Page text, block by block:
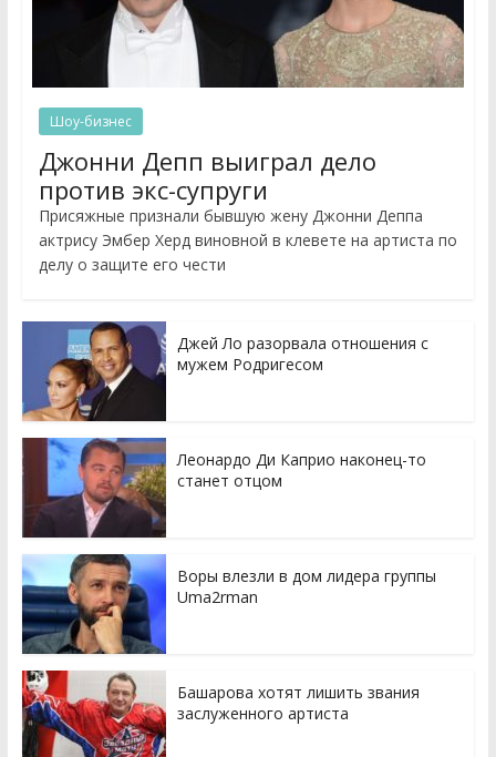
Шоу-бизнес
Джонни Депп выиграл дело
против экс-супруги
Присяжные признали бывшую жену Джонни Деппа
актрису Эмбер Херд виновной в клевете на артиста по
делу о защите его чести
Джей Ло разорвала отношения с
мужем Родригесом
Леонардо Ди Каприо наконец-то
станет отцом
Воры влезли в дом лидера группы
Uma2rman
Башарова хотят лишить звания
заслуженного артиста